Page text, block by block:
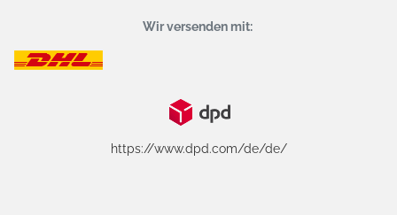
Wir versenden mit:
https://www.dpd.com/de/de/